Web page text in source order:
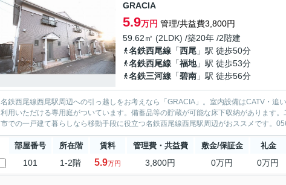
GRACIA
5.9万円 管理/共益費3,800円
59.62㎡ (2LDK) /築20年 /2階建
名鉄西尾線 「西尾 」駅 徒歩50分
名鉄西尾線 「福地」駅 徒歩53分
名鉄三河線 「碧南 」駅 徒歩56分
名鉄西尾線西尾駅周辺への引っ越しをお考えなら「GRACIA」。室内設備はCATV・追
利用いただける専用庭がついています。備蓄品等の貯蔵が可能な床下収納があります
市での一戸建て暮らしなら移動手段に役立つ名鉄西尾線西尾駅周辺がおススメです。
部屋番号 所在階 賃料 管理費・共益費 敷金/保証金 礼金
101 1-2階 5.9万円 3,800円 0万円 0万円